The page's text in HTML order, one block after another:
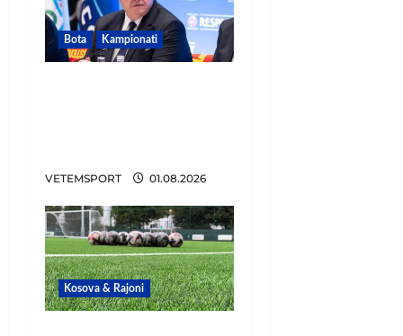
Bota Kampionati
VETEMSPORT 01.08.2026
Kosova & Rajoni